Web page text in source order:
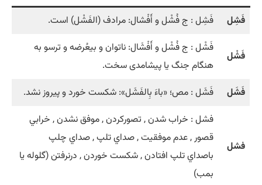
فَشِل فَشِل : ج فُشْل و أَفْشال: مرادف (الفَشْل) است.
فَشْل
فَشْل : ج فُشْل و أَفْشَال: ناتوان و بيعُرضه و ترسو به
هنگام جنگ يا پيشامدى سخت.
فَشَل
فَشَل : مص؛ «باءَ بِالفَشَل»: شكست خورد و پيروز نشد.
فشل
فشل : خراب شدن , تصورکردن , موفق نشدن , خرابي
قصور , عدم موفقيت , صداي تلپ , صداي چلپ
باصداي تلپ افتادن , شکست خوردن , درنرفتن (گلوله يا
بمب)